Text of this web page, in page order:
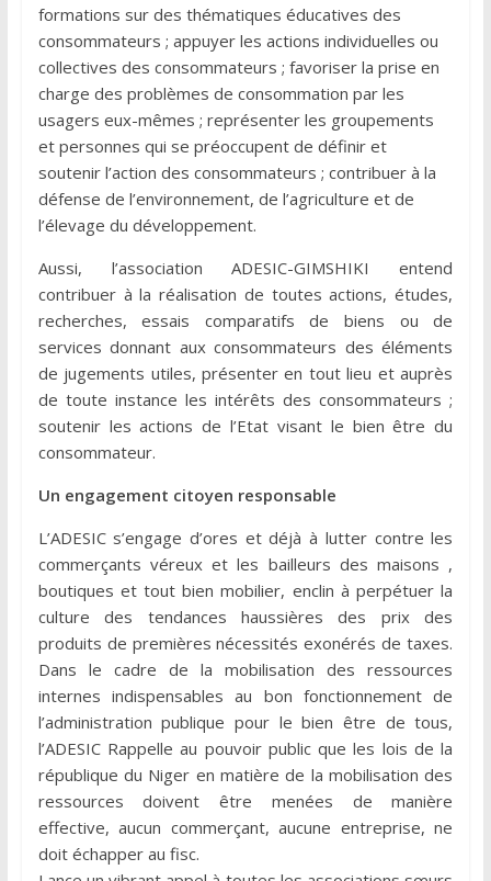
formations sur des thématiques éducatives des
consommateurs ; appuyer les actions individuelles ou
collectives des consommateurs ; favoriser la prise en
charge des problèmes de consommation par les
usagers eux-mêmes ; représenter les groupements
et personnes qui se préoccupent de définir et
soutenir l’action des consommateurs ; contribuer à la
défense de l’environnement, de l’agriculture et de
l’élevage du développement.
Aussi, l’association ADESIC-GIMSHIKI entend
contribuer à la réalisation de toutes actions, études,
recherches, essais comparatifs de biens ou de
services donnant aux consommateurs des éléments
de jugements utiles, présenter en tout lieu et auprès
de toute instance les intérêts des consommateurs ;
soutenir les actions de l’Etat visant le bien être du
consommateur.
Un engagement citoyen responsable
L’ADESIC s’engage d’ores et déjà à lutter contre les
commerçants véreux et les bailleurs des maisons ,
boutiques et tout bien mobilier, enclin à perpétuer la
culture des tendances haussières des prix des
produits de premières nécessités exonérés de taxes.
Dans le cadre de la mobilisation des ressources
internes indispensables au bon fonctionnement de
l’administration publique pour le bien être de tous,
l’ADESIC Rappelle au pouvoir public que les lois de la
république du Niger en matière de la mobilisation des
ressources doivent être menées de manière
effective, aucun commerçant, aucune entreprise, ne
doit échapper au fisc.